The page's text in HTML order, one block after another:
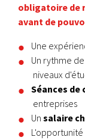
obligatoire de
avant de
Une
Un rythme
niveaux
Séances de
entreprises
Un salaire
L'opportunité